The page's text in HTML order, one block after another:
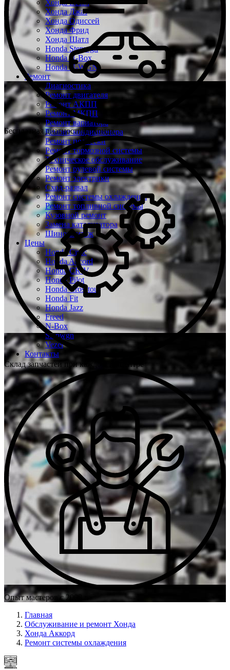
Хонда Везел
Хонда Джаз
Хонда Одиссей
Хонда Фрид
Хонда Шатл
Honda Stepwgn
Honda N-Box
Honda N-WGN
Ремонт
Диагностика
Ремонт двигателя
Ремонт АКПП
Ремонт МКПП
Ремонт вариатора
Ремонт кондиционера
Ремонт подвески
Ремонт тормозной системы
Техническое обслуживание
Ремонт рулевой системы
Ремонт электрики
Сход-развал
Ремонт системы охлаждения
Ремонт топливной системы
Кузовной ремонт
Замена катализатора
Шиномонтаж
Цены
Honda Civic
Honda Accord
Honda CR-V
Honda Pilot
Honda Crosstour
Honda Fit
Honda Jazz
Freed
N-Box
Stepwgn
Vezel
Контакты
Бесплатная диагностика Хонда
Склад запчастей при каждом техцентре
Опыт мастеров с 2008 г.
Главная
Обслуживание и ремонт Хонда
Хонда Аккорд
Ремонт системы охлаждения